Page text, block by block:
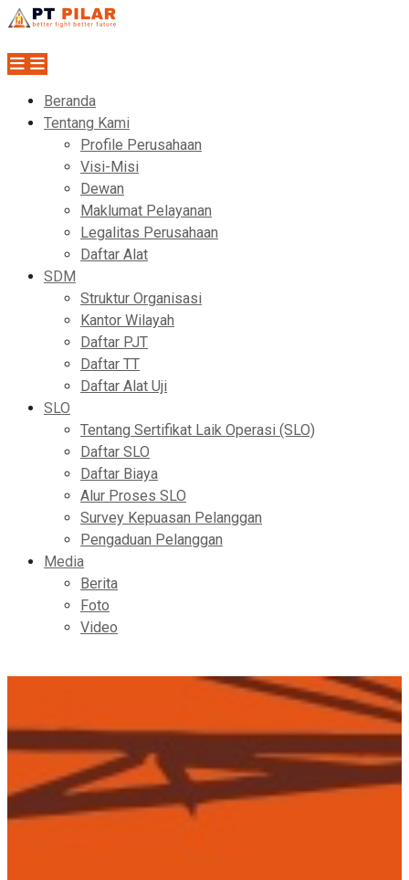
Beranda
Tentang Kami
Profile Perusahaan
Visi-Misi
Dewan
Maklumat Pelayanan
Legalitas Perusahaan
Daftar Alat
SDM
Struktur Organisasi
Kantor Wilayah
Daftar PJT
Daftar TT
Daftar Alat Uji
SLO
Tentang Sertifikat Laik Operasi (SLO)
Daftar SLO
Daftar Biaya
Alur Proses SLO
Survey Kepuasan Pelanggan
Pengaduan Pelanggan
Media
Berita
Foto
Video